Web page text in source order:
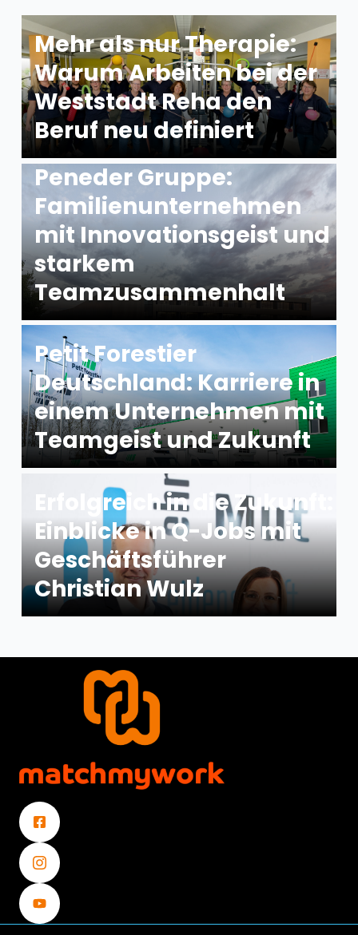
Mehr als nur Therapie:
Warum Arbeiten bei der
Weststadt Reha den
Beruf neu definiert
Peneder Gruppe:
Familienunternehmen
mit Innovationsgeist und
starkem
Teamzusammenhalt
Petit Forestier
Deutschland: Karriere in
einem Unternehmen mit
Teamgeist und Zukunft
Erfolgreich in die Zukunft:
Einblicke in Q-Jobs mit
Geschäftsführer
Christian Wulz